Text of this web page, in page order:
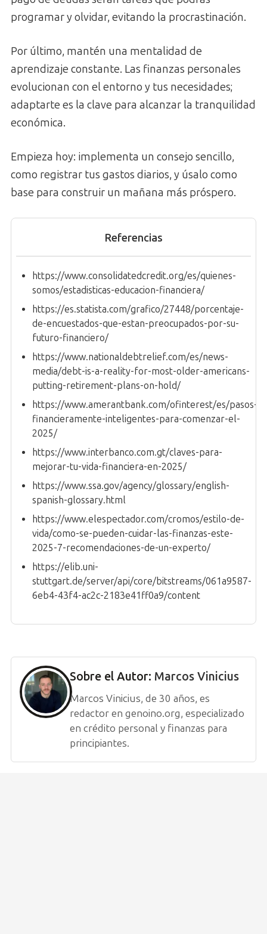
programar y olvidar, evitando la procrastinación.
Por último, mantén una mentalidad de
aprendizaje constante. Las finanzas personales
evolucionan con el entorno y tus necesidades;
adaptarte es la clave para alcanzar la tranquilidad
económica.
Empieza hoy: implementa un consejo sencillo,
como registrar tus gastos diarios, y úsalo como
base para construir un mañana más próspero.
Referencias
https://www.consolidatedcredit.org/es/quienes-
somos/estadisticas-educacion-financiera/
https://es.statista.com/grafico/27448/porcentaje-
de-encuestados-que-estan-preocupados-por-su-
futuro-financiero/
https://www.nationaldebtrelief.com/es/news-
media/debt-is-a-reality-for-most-older-americans-
putting-retirement-plans-on-hold/
https://www.amerantbank.com/ofinterest/es/pasos-
financieramente-inteligentes-para-comenzar-el-
2025/
https://www.interbanco.com.gt/claves-para-
mejorar-tu-vida-financiera-en-2025/
https://www.ssa.gov/agency/glossary/english-
spanish-glossary.html
https://www.elespectador.com/cromos/estilo-de-
vida/como-se-pueden-cuidar-las-finanzas-este-
2025-7-recomendaciones-de-un-experto/
https://elib.uni-
stuttgart.de/server/api/core/bitstreams/061a9587-
6eb4-43f4-ac2c-2183e41ff0a9/content
Sobre el Autor: Marcos Vinicius
Marcos Vinicius, de 30 años, es
redactor en genoino.org, especializado
en crédito personal y finanzas para
principiantes.